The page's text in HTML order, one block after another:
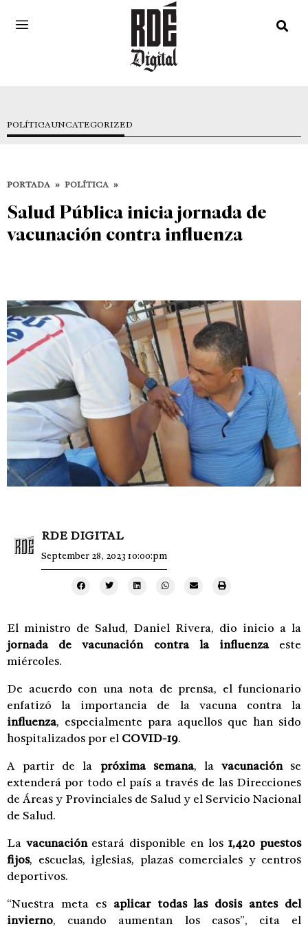
POLÍTICAUNCATEGORIZED
PORTADA » POLÍTICA »
Salud Pública inicia jornada de
vacunación contra influenza
RDE DIGITAL
September 28, 2023 10:00:pm
El ministro de Salud, Daniel Rivera, dio inicio a la
jornada de vacunación contra la influenzaeste
miércoles.
De acuerdo con una nota de prensa, el funcionario
enfatizó la importancia de la vacuna contra la
influenza, especialmente para aquellos que han sido
hospitalizados por el COVID-19.
A partir de la próxima semana, la vacunaciónse
extenderá por todo el país a través de las Direcciones
de Áreas y Provinciales de Salud y el Servicio Nacional
de Salud.
La vacunación estará disponible en los 1,420 puestos
fijos, escuelas, iglesias, plazas comerciales y centros
deportivos.
“Nuestra meta es aplicar todas las dosis antes del
invierno, cuando aumentan los casos”, cita el